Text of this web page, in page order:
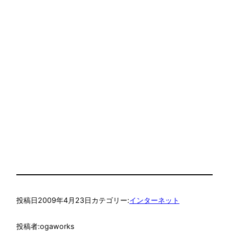
投稿日2009年4月23日カテゴリー:インターネット
投稿者:ogaworks